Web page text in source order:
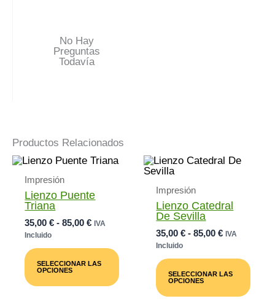
No Hay
Preguntas
Todavía
Productos Relacionados
Impresión
Lienzo Puente
Triana
35,00€ - 85,00€Rango
Desde
35,00 €
Hasta
IVA
Incluido
SELECCIONAR LAS
OPCIONES
Producto
Múltiples
Variantes.
Impresión
Lienzo Catedral
De Sevilla
35,00€ - 85,00€Rango
Desde
35,00 €
Hasta
IVA
Incluido
SELECCIONAR LAS
OPCIONES